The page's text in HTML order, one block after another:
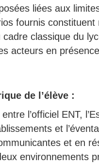
liées aux
fournis
classique du
acteurs en
de l’élève :
l’officiel ENT,
et
et en
environnements